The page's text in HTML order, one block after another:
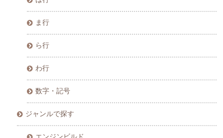
ま行
ら行
わ行
数字・記号
ジャンルで探す